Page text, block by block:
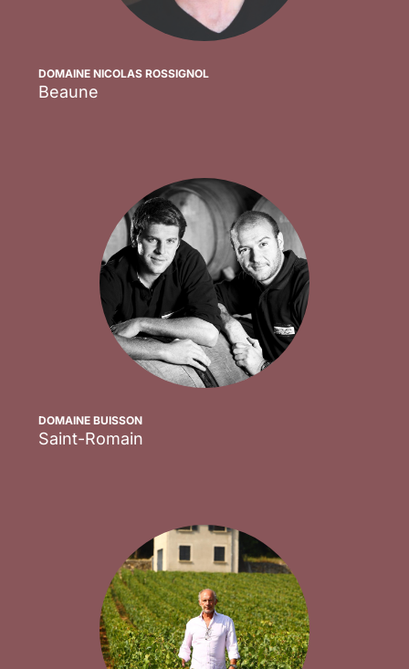
DOMAINE NICOLAS ROSSIGNOL
Beaune
DOMAINE BUISSON
Saint-Romain